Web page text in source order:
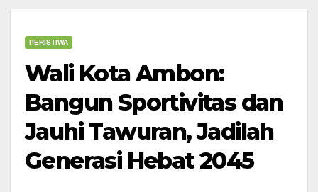
PERISTIWA
Wali Kota Ambon:
Bangun Sportivitas dan
Jauhi Tawuran, Jadilah
Generasi Hebat 2045